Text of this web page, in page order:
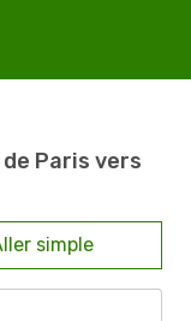
Paris vers
simple